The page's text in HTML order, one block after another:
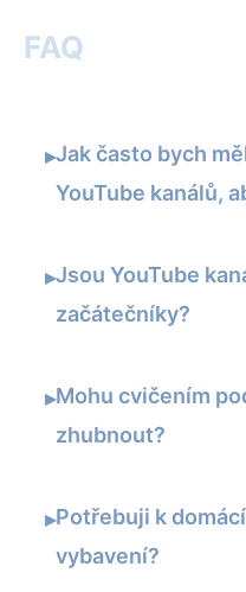
FAQ
▸Jak často bych
YouTube kanálů,
▸Jsou YouTube
začátečníky?
▸Mohu cvičením
zhubnout?
▸Potřebuji k
vybavení?